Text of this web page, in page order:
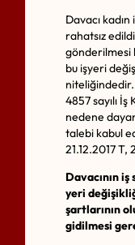
Davacı
rahatsız
gönderilmesi
bu işyeri
niteliğindedir.
4857 sayılı
nedene
talebi kabul
21.12.2017
Davacının
yeri
şartlarının
gidilmesi